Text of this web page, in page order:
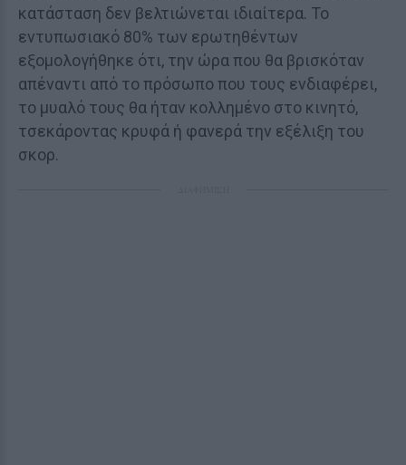
κατάσταση δεν βελτιώνεται ιδιαίτερα. Το
εντυπωσιακό 80% των ερωτηθέντων
εξομολογήθηκε ότι, την ώρα που θα βρισκόταν
απέναντι από το πρόσωπο που τους ενδιαφέρει,
το μυαλό τους θα ήταν κολλημένο στο κινητό,
τσεκάροντας κρυφά ή φανερά την εξέλιξη του
σκορ.